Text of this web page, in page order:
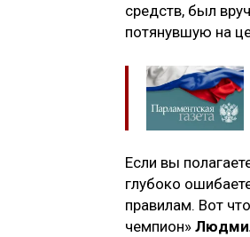
средств, был
потянувшую на
Если вы
глубоко
правилам. Вот
чемпион»